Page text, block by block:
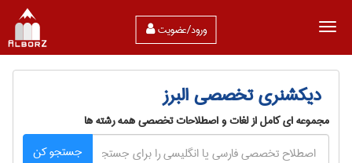
ورود/عضویت
دیکشنری تخصصی البرز
مجموعه ای کامل از لغات و اصطلاحات تخصصی همه رشته ها
جستجو کن